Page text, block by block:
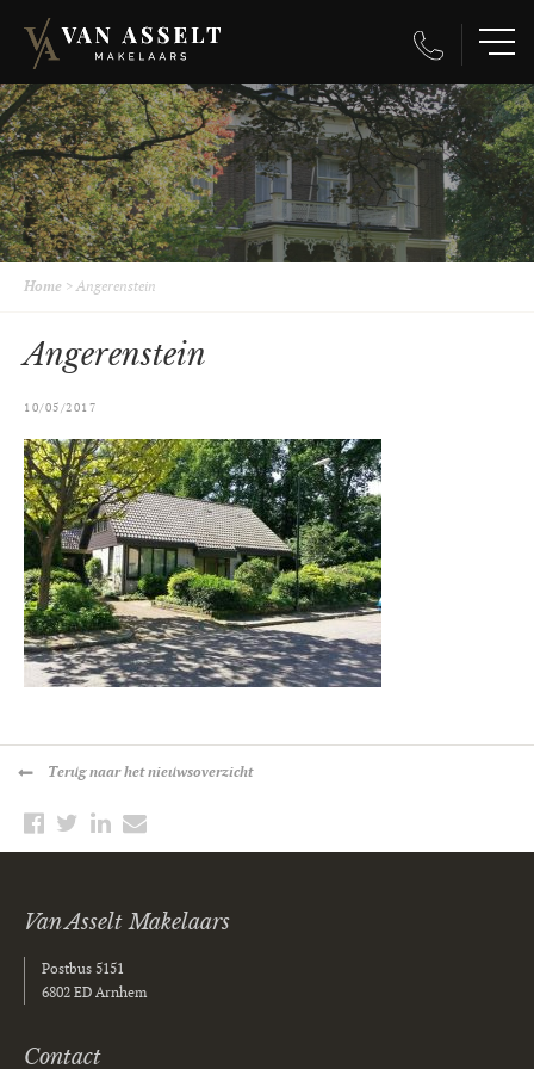
Home >Angerenstein
Angerenstein
10/05/2017
Terugnaar het nieuwsoverzicht
Van Asselt Makelaars
Postbus 5151
6802 ED Arnhem
Contact